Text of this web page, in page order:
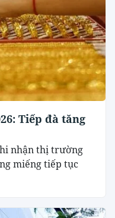
Tiếp đà tăng
nhận thị trường
miếng tiếp tục